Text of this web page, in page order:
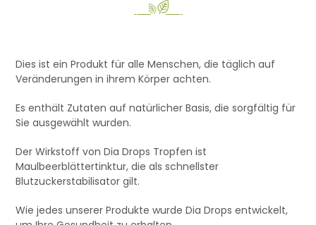
Dies ist ein Produkt für alle Menschen, die täglich auf
Veränderungen in ihrem Körper achten.
Es enthält Zutaten auf natürlicher Basis, die sorgfältig für
Sie ausgewählt wurden.
Der Wirkstoff von Dia Drops Tropfen ist
Maulbeerblättertinktur, die als schnellster
Blutzuckerstabilisator gilt.
Wie jedes unserer Produkte wurde Dia Drops entwickelt,